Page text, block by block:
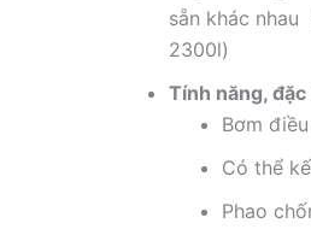
sẵn khác
2300l)
Tính năng,
Bơm
Có thể
Phao